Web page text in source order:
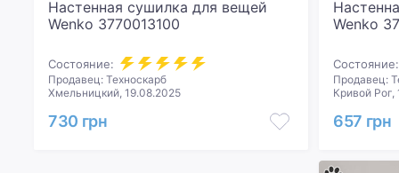
Настенная сушилка для вещей
Wenko 3770013100
Состояние:
Продавец: Техноскарб
Хмельницкий, 19.08.2025
730 грн
Wenko
Состояние:
Продавец:
Кривой Рог,
657 грн